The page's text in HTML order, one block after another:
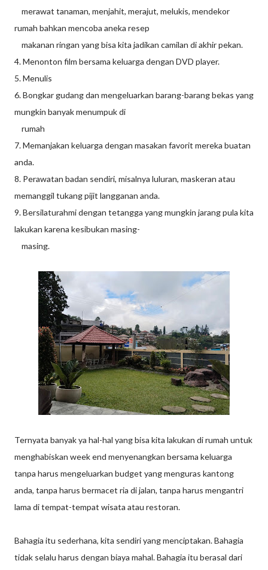
merawat tanaman, menjahit, merajut, melukis, mendekor
rumah bahkan mencoba aneka resep
makanan ringan yang bisa kita jadikan camilan di akhir pekan.
4. Menonton film bersama keluarga dengan DVD player.
5. Menulis
6. Bongkar gudang dan mengeluarkan barang-barang bekas yang
mungkin banyak menumpuk di
rumah
7. Memanjakan keluarga dengan masakan favorit mereka buatan
anda.
8. Perawatan badan sendiri, misalnya luluran, maskeran atau
memanggil tukang pijit langganan anda.
9. Bersilaturahmi dengan tetangga yang mungkin jarang pula kita
lakukan karena kesibukan masing-
masing.
Ternyata banyak ya hal-hal yang bisa kita lakukan di rumah untuk
menghabiskan week end menyenangkan bersama keluarga
tanpa harus mengeluarkan budget yang menguras kantong
anda, tanpa harus bermacet ria di jalan, tanpa harus mengantri
lama di tempat-tempat wisata atau restoran.
Bahagia itu sederhana, kita sendiri yang menciptakan. Bahagia
tidak selalu harus dengan biaya mahal. Bahagia itu berasal dari